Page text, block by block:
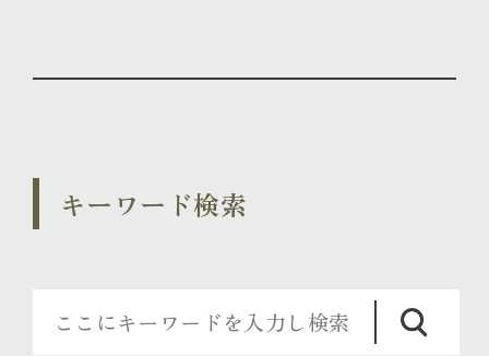
キーワード検索